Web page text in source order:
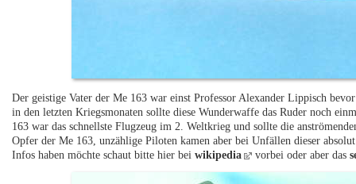
Der geistige Vater der Me 163 war einst Professor Alexander Lippisch
in den letzten Kriegsmonaten sollte diese Wunderwaffe das Ruder noch
163 war das schnellste Flugzeug im 2. Weltkrieg und sollte die
Opfer der Me 163, unzählige Piloten kamen aber bei Unfällen dieser
Infos haben möchte schaut bitte hier beiwikipedia vorbei oder aber das